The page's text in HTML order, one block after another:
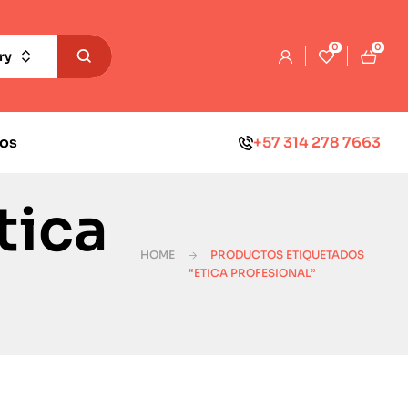
0 0
+57 314 278 7663
HOME
PRODUCTOS ETIQUETADOS
“ETICA PROFESIONAL”